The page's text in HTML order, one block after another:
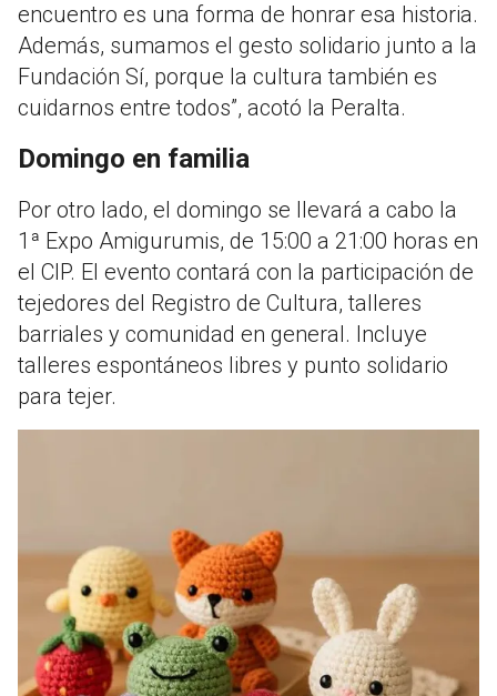
encuentro es una forma de honrar esa historia.
Además, sumamos el gesto solidario junto a la
Fundación Sí, porque la cultura también es
cuidarnos entre todos”, acotó la Peralta.
Domingo en familia
Por otro lado, el domingo se llevará a cabo la
1ª Expo Amigurumis, de 15:00 a 21:00 horas en
el CIP. El evento contará con la participación de
tejedores del Registro de Cultura, talleres
barriales y comunidad en general. Incluye
talleres espontáneos libres y punto solidario
para tejer.